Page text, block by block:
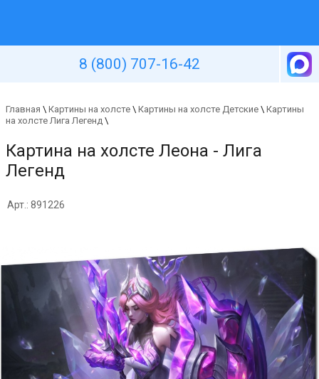
8 (800) 707-16-42
Главная \ Картины на холсте \ Картины на холсте Детские \ Картины
на холсте Лига Легенд \
Картина на холсте Леона - Лига
Легенд
Арт.: 891226